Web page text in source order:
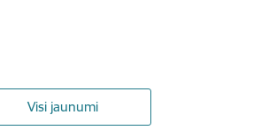
Visi jaunumi